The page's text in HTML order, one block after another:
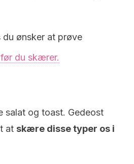
ønsker at prøve
du skærer.
salat og toast. Gedeost
at skære disse typer os i